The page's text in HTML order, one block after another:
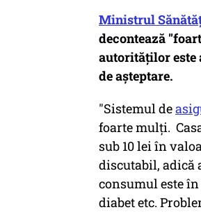
Ministrul
decontează
autorităților este
de așteptare.
"Sistemul de
foarte mulţi.
sub 10 lei în
discutabil, adică
consumul este în
diabet etc.